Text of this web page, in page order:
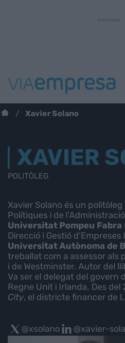
Xavier Solano
XAVIER
POLITÒLEG
Xavier Solano és un
Polítiques i de
Universitat Pompeu Fabra
Direcció i Gestió
Universitat Autònoma de
treballat com a assessor als
i de Westminster. Autor del
Va ser el delegat del govern
Regne Unit i Irlanda. Des del
City, el districte financer de
@xsolano @xavier-